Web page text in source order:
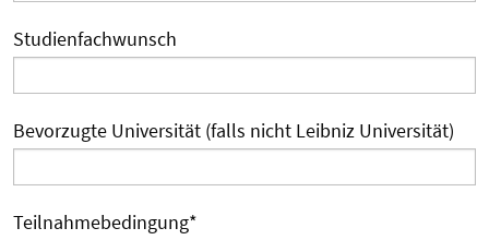
Studienfachwunsch
Bevorzugte Universität (falls nicht Leibniz Universität)
Teilnahmebedingung*